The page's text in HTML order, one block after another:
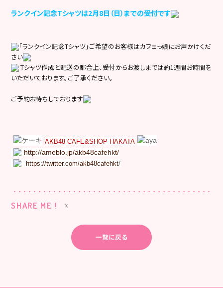
ランクイン記念Tシャツは2月8日（日）までの受付です
「ランクイン記念Tシャツ」ご希望のお客様はカフェっ娘にお声かけくだ
さい
Tシャツ作成と配送の都合上、受付からお渡しまでは約1週間お時間を
いただいております。ご了承ください。
ご予約お待ちしております
AKB48 CAFE&SHOP HAKATA
http://ameblo.jp/akb48cafehkt/
https://twitter.com/akb48cafehkt/
SHARE ME !
一覧に戻る